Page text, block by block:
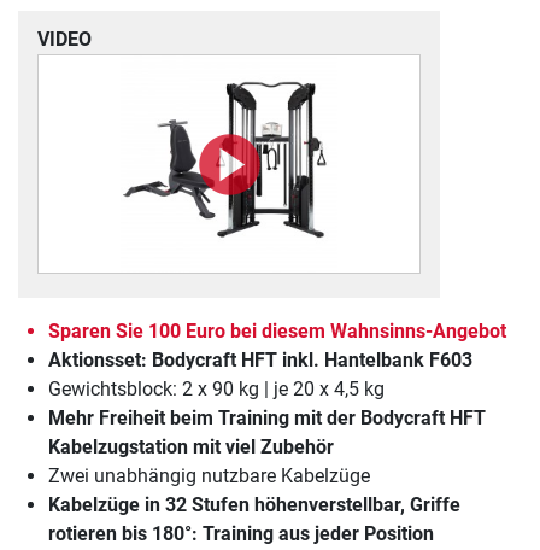
VIDEO
Sparen Sie 100 Euro bei diesem Wahnsinns-Angebot
Aktionsset: Bodycraft HFT inkl. Hantelbank F603
Gewichtsblock: 2 x 90 kg | je 20 x 4,5 kg
Mehr Freiheit beim Training mit der Bodycraft HFT
Kabelzugstation mit viel Zubehör
Zwei unabhängig nutzbare Kabelzüge
Kabelzüge in 32 Stufen höhenverstellbar, Griffe
rotieren bis 180°: Training aus jeder Position